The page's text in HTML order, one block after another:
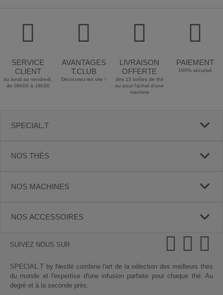
SERVICE
CLIENT
du lundi au vendredi,
de 08h00 à 18h00
AVANTAGES
T.CLUB
Découvrez-les vite !
LIVRAISON
OFFERTE
dès 15 boîtes de thé
ou pour l'achat d'une
machine
PAIEMENT
100% sécurisé
SPECIAL.T
NOS THÉS
NOS MACHINES
NOS ACCESSOIRES
SUIVEZ NOUS SUR
SPECIAL.T by Nestlé combine l'art de la sélection des meilleurs thés
du monde et l'expertise d'une infusion parfaite pour chaque thé. Au
degré et à la seconde près.